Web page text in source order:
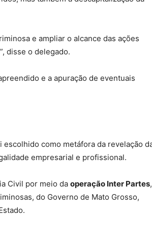
e ampliar o alcance das ações
disse o delegado.
e a apuração de eventuais
escolhido como metáfora da revelação
empresarial e profissional.
Civil por meio da operação Inter Partes,
do Governo de Mato Grosso,